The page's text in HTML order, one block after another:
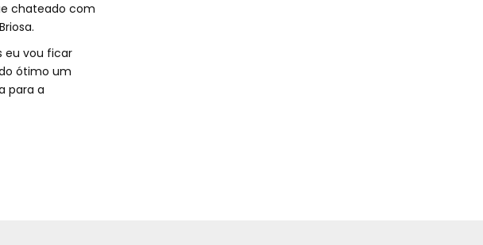
chateado com
eu vou ficar
ótimo um
para a